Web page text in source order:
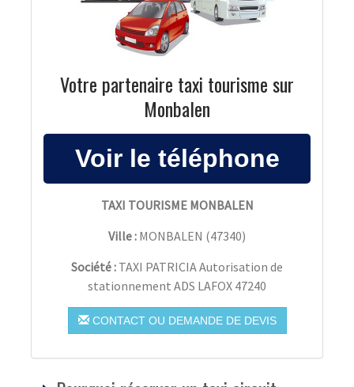
Votre partenaire taxi tourisme sur
Monbalen
TAXI TOURISME MONBALEN
Ville : MONBALEN (47340)
Société : TAXI PATRICIA Autorisation de
stationnement ADS LAFOX 47240
CONTACT OU DEMANDE DE DEVIS